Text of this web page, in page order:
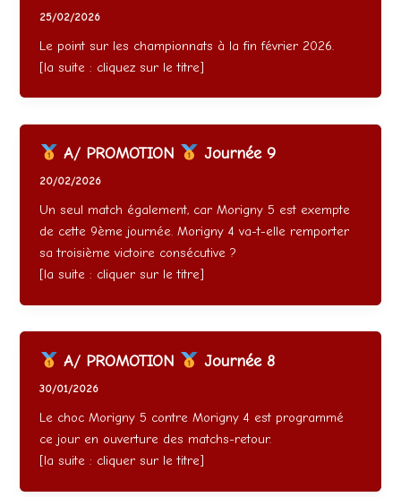
25/02/2026
Le point sur les championnats à la fin février 2026.
[la suite : cliquez sur le titre]
A/ PROMOTION Journée 9
20/02/2026
Un seul match également, car Morigny 5 est exempte
de cette 9ème journée. Morigny 4 va-t-elle remporter
sa troisième victoire consécutive ?
[la suite : cliquer sur le titre]
A/ PROMOTION Journée 8
30/01/2026
Le choc Morigny 5 contre Morigny 4 est programmé
ce jour en ouverture des matchs-retour.
[la suite : cliquer sur le titre]